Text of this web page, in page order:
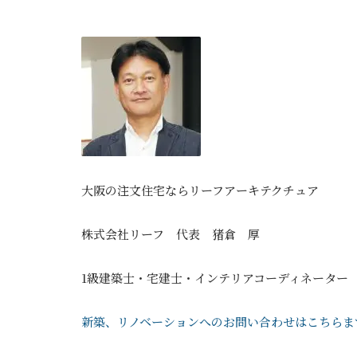
大阪の注文住宅ならリーフアーキテクチュア
株式会社リーフ 代表 猪倉 厚
1級建築士・宅建士・インテリアコーディネーター
新築、リノベーションへのお問い合わせはこちら